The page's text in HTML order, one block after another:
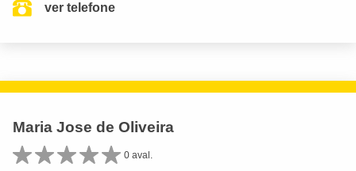
ver telefone
Maria Jose de Oliveira
0 aval.